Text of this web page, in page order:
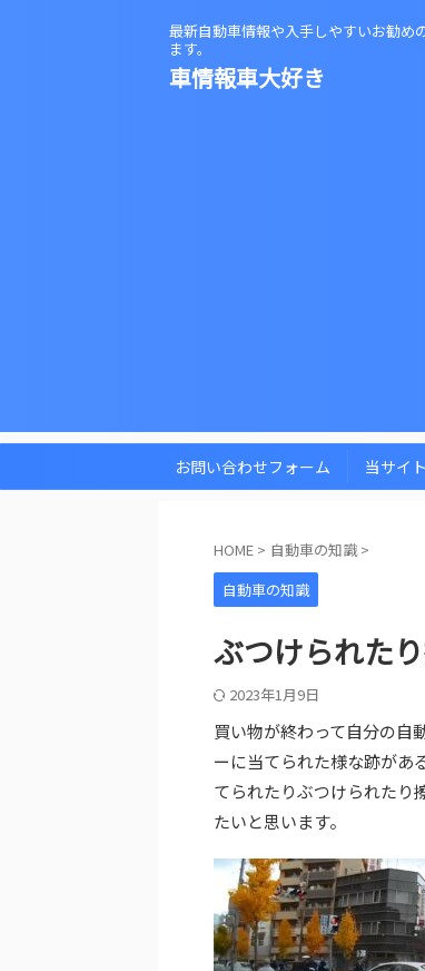
最新自動車情報や入手しやすいお勧め
ます。
車情報車大好き
お問い合わせフォーム 当サイ
HOME > 自動車の知識 >
自動車の知識
ぶつけられた
2023年1月9日
買い物が終わって自分の自
ーに当てられた様な跡があ
てられたりぶつけられたり
たいと思います。